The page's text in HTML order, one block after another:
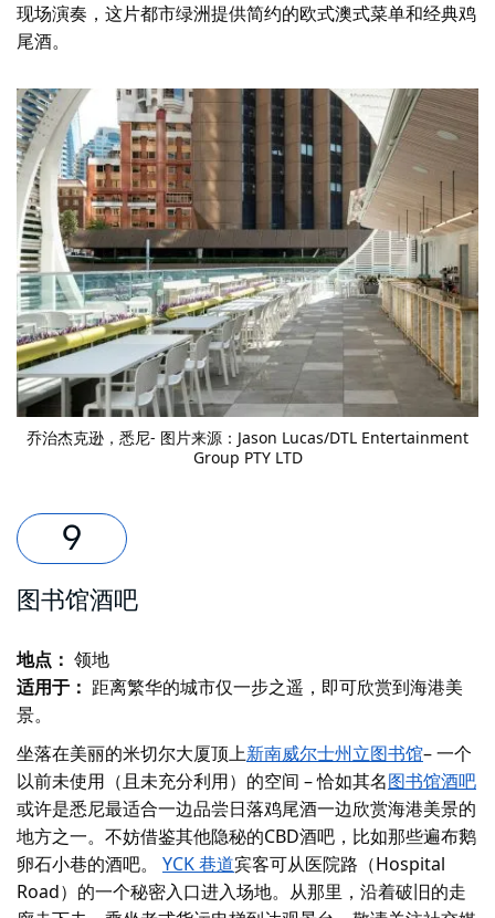
现场演奏，这片都市绿洲提供简约的欧式澳式菜单和经典鸡
尾酒。
乔治杰克逊 ，悉尼- 图片来源：Jason Lucas/DTL Entertainment
Group PTY LTD
图书馆酒吧
地点： 领地
适用于： 距离繁华的城市仅一步之遥，即可欣赏到海港美
景。
坐落在美丽的米切尔大厦顶上新南威尔士州立图书馆– 一个
以前未使用（且未充分利用）的空间 – 恰如其名图书馆酒吧
或许是悉尼最适合一边品尝日落鸡尾酒一边欣赏海港美景的
地方之一。不妨借鉴其他隐秘的CBD酒吧，比如那些遍布鹅
卵石小巷的酒吧。 YCK 巷道宾客可从医院路（Hospital
Road）的一个秘密入口进入场地。从那里，沿着破旧的走